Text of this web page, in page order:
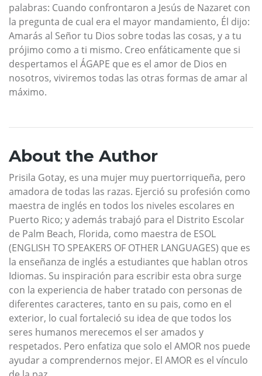
palabras: Cuando confrontaron a Jesús de Nazaret con
la pregunta de cual era el mayor mandamiento, Él dijo:
Amarás al Señor tu Dios sobre todas las cosas, y a tu
prójimo como a ti mismo. Creo enfáticamente que si
despertamos el ÁGAPE que es el amor de Dios en
nosotros, viviremos todas las otras formas de amar al
máximo.
About the Author
Prisila Gotay, es una mujer muy puertorriqueña, pero
amadora de todas las razas. Ejerció su profesión como
maestra de inglés en todos los niveles escolares en
Puerto Rico; y además trabajó para el Distrito Escolar
de Palm Beach, Florida, como maestra de ESOL
(ENGLISH TO SPEAKERS OF OTHER LANGUAGES) que es
la enseñanza de inglés a estudiantes que hablan otros
Idiomas. Su inspiración para escribir esta obra surge
con la experiencia de haber tratado con personas de
diferentes caracteres, tanto en su pais, como en el
exterior, lo cual fortaleció su idea de que todos los
seres humanos merecemos el ser amados y
respetados. Pero enfatiza que solo el AMOR nos puede
ayudar a comprendernos mejor. El AMOR es el vínculo